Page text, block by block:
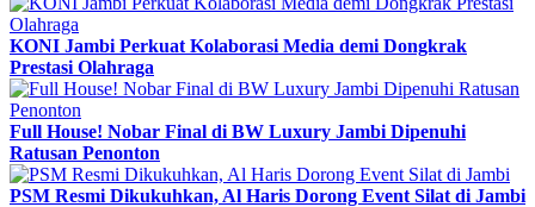
KONI Jambi Perkuat Kolaborasi Media demi Dongkrak
Prestasi Olahraga
Full House! Nobar Final di BW Luxury Jambi Dipenuhi
Ratusan Penonton
PSM Resmi Dikukuhkan, Al Haris Dorong Event Silat di Jambi